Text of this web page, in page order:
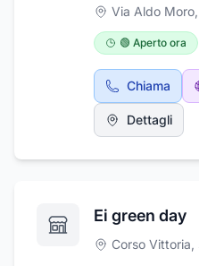
al dettaglio di
esterni. Propone
cucine e
servizio post
liste nozze.
articoli regalo,
bomboniere a
Via Aldo Moro,
🟢 Aperto ora
Chiama
Dettagli
Ei green day
Corso Vittoria,